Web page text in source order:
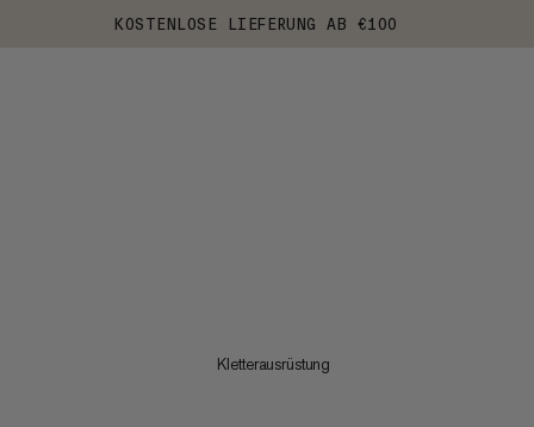
KOSTENLOSE LIEFERUNG AB €100
Kletterausrüstung